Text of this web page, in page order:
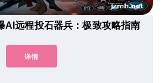
AI远程投石器兵：极致攻略指南
详情